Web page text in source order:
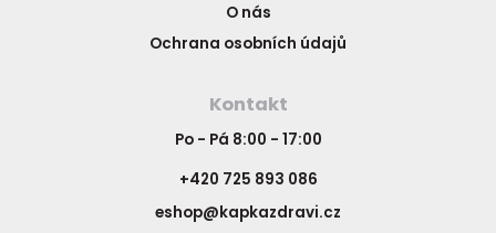
O nás
Ochrana osobních údajů
Kontakt
Po - Pá 8:00 - 17:00
+420 725 893 086
eshop@kapkazdravi.cz